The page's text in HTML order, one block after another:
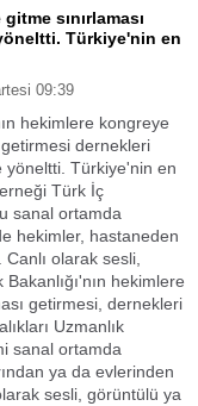
sınırlaması
Türkiye'nin en
09:39
hekimlere kongreye
getirmesi dernekleri
yöneltti. Türkiye'nin en
Türk İç
sanal ortamda
hekimler, hastaneden
olarak sesli,
hekimlere
getirmesi, dernekleri
Uzmanlık
sanal ortamda
ya da evlerinden
sesli, görüntülü ya